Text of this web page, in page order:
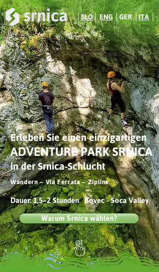
│SLO│ENG │GER│ITA│
Erleben Sie einen einzigartigen
ADVENTURE PARK SRNICA
in der Srnica-Schlucht
Wandern – Via Ferrata – Zipline
Warum Srnica wählen?
Dauer: 1,5–2 Stunden Bovec - Soca Valley